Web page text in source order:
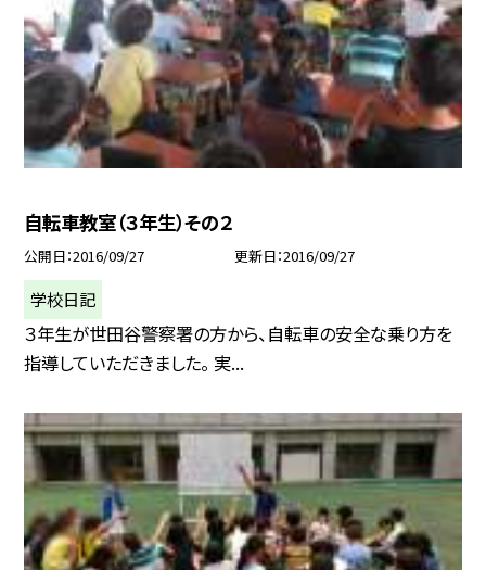
自転車教室（３年生）その２
公開日 2016/09/27 更新日 2016/09/27
学校日記
３年生が世田谷警察署の方から、自転車の安全な乗り方を
指導していただきました。 実...